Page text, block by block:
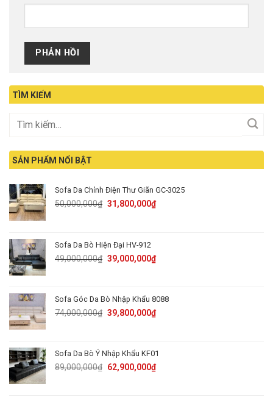
TÌM KIẾM
SẢN PHẨM NỔI BẬT
Sofa Da Chỉnh Điện Thư Giãn GC-3025
50,000,000₫ Original
31,800,000₫Current
Sofa Da Bò Hiện Đại HV-912
49,000,000₫ Original
49,000,000₫.
39,000,000₫Current
Sofa Góc Da Bò Nhập Khẩu 8088
74,000,000₫ Original
74,000,000₫.
39,800,000₫Current
Sofa Da Bò Ý Nhập Khẩu KF01
89,000,000₫ Original
62,900,000₫Current